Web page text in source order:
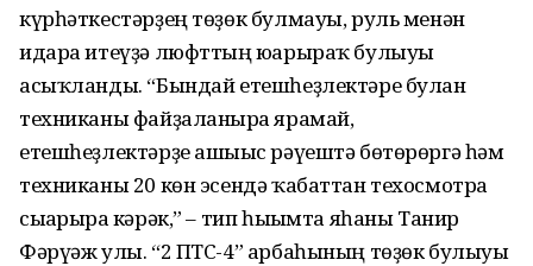
күрһәткестәрҙең төҙөк булмауы, руль менән
идара итеүҙә люфттың юғарыраҡ булыуы
асыҡланды. “Бындай етешһеҙлектәре булған
техниканы файҙаланырға ярамай,
етешһеҙлектәрҙе ашығыс рәүештә бөтөрөргә һәм
техниканы 20 көн эсендә ҡабаттан техосмотрға
сығарырға кәрәк,” – тип һығымта яһаны Танир
Фәрүәж улы. “2 ПТС-4” арбаһының төҙөк булыуы